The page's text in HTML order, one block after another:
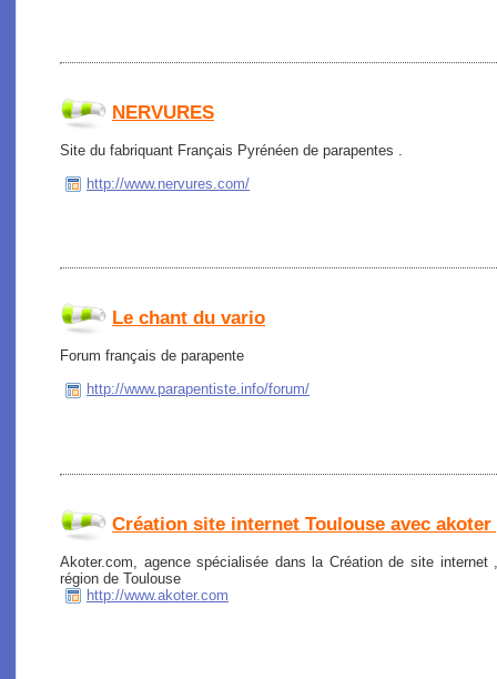
NERVURES
Site du fabriquant Français Pyrénéen de parapentes .
http://www.nervures.com/
Le chant du vario
Forum français de parapente
http://www.parapentiste.info/forum/
Création site internet Toulouse avec
Akoter.com, agence spécialisée dans la Création de site
région de Toulouse
http://www.akoter.com